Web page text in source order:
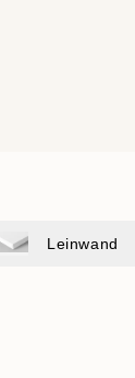
Leinwand